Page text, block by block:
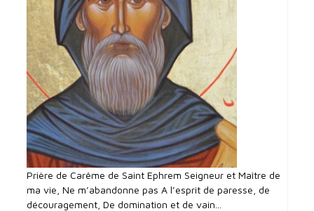
Prière de Carême de Saint Ephrem Seigneur et Maître de
ma vie, Ne m’abandonne pas A l’esprit de paresse, de
découragement, De domination et de vain...